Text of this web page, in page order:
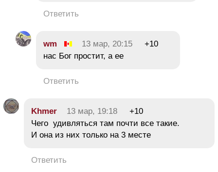
Ответить
wm 13 мар, 20:15
+10
нас Бог простит, а ее
Ответить
Khmer 13 мар, 19:18
+10
Чего удивляться там почти все такие.
И она из них только на 3 месте
Ответить